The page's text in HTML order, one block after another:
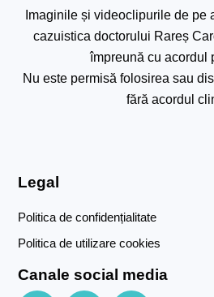
Imaginile și videoclipurile de pe
cazuistica doctorului Rareș
împreună cu acordul
Nu este permisă folosirea sau
fără acordul
Legal
Politica de confidențialitate
Politica de utilizare cookies
Canale social media